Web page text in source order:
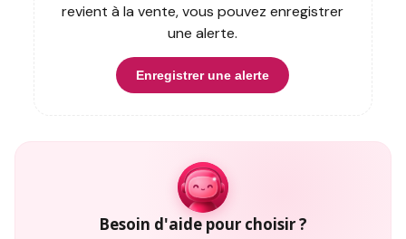
revient à la vente, vous pouvez enregistrer
une alerte.
Enregistrer une alerte
Besoin d'aide pour choisir ?